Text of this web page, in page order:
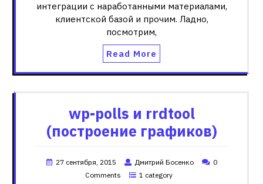
интеграции с наработанными материалами,
клиентской базой и прочим. Ладно,
посмотрим,
Read More
wp-polls и rrdtool
(построение графиков)
27 сентября, 2015 Дмитрий Босенко
0
Comments
1 category